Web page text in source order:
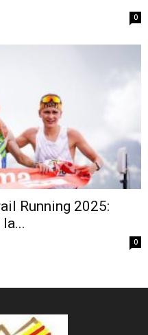
0
Running 2025:
0